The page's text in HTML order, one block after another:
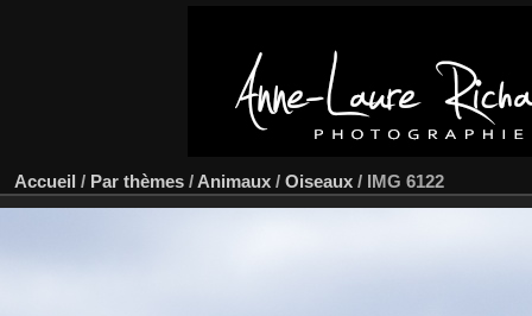
Accueil / Par thèmes / Animaux / Oiseaux / IMG 6122